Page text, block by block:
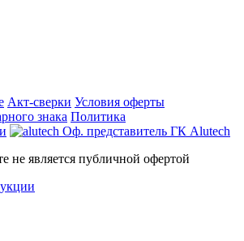
Акт-сверки Условия оферты
знака Политика
Оф. представитель ГК Alutech
не является публичной офертой